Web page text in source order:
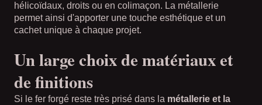
hélicoïdaux, droits ou en colimaçon. La métallerie
permet ainsi d'apporter une touche esthétique et un
cachet unique à chaque projet.
Un large choix de matériaux et
de finitions
Si le fer forgé reste très prisé dans la métallerie et la